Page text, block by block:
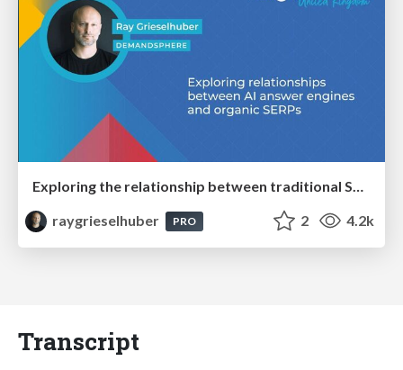
Exploring the relationship between traditional SERPs and Gen AI search
raygrieselhuber
PRO 2 4.2k
Transcript